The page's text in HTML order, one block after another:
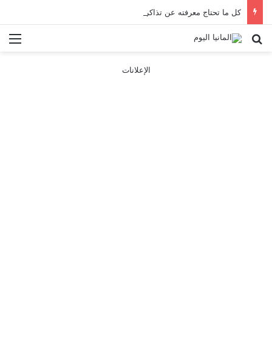
كل ما تحتاج معرفته عن تذاكر ووسائل النقل في باريس 2025
بحث عن
الإعلانات